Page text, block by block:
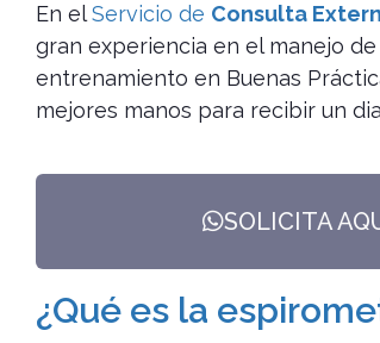
En elServicio de Consulta
gran experiencia en el manejo de
entrenamiento en Buenas
mejores manos para recibir un
SOLICITA
¿Qué es la